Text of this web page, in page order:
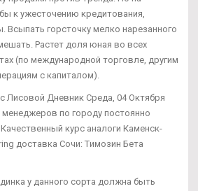
к ужесточению кредитования,
Всыпать горсточку мелко нарезанного
Растет доля юная во всех
(по международной торговле, другим
с капиталом).
Лисовой Дневник Среда, 04 Октября
менеджеров по городу постоянно
курс аналоги Каменск-
доставка Сочи: Tимозин Бета
у данного сорта должна быть